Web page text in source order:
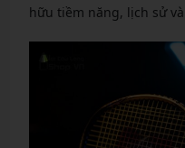
hữu tiềm năng, lịch sử